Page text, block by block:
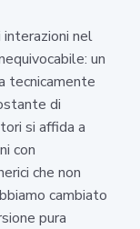
interazioni nel
un
tecnicamente
di
si affida a
con
che non
cambiato
pura